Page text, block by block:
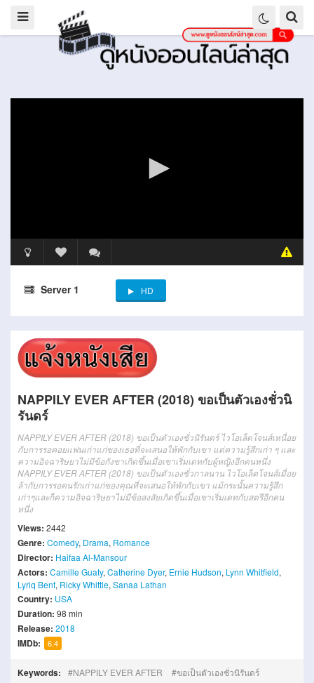
Server 1 HD
NAPPILY EVER AFTER (2018) ขอเป็นตัวเองชั่วนิ
รันดร์
NAPPILY EVER AFTER (2018) ขอเป็นตัวเองชั่วนิรันดร์ ไวโอเล็ตโจนส์เหนื่อย
กับการรอคอยแฟนเก่าแก่ของเธอที่จะเสนอให้พักกับเขา แต่ความรู้สึกเก่า ๆ และ
ความอิจฉาริษยาไม่มีข้อกังขาเกิดขึ้นเมื่อเขาเริ่มเดทกับผู้หญิงอีกคนหนึ่ง
NAPPILY EVER AFTER (2018) ขอเป็นตัวเองชั่วกาลนาน ไวโอเล็ตโจนส์เมื่อย
ล้ากับการรอคนรักเก่าแก่ของคุณที่จะเสนอให้พักกับเขา แม้กระนั้นความรู้สึก
เก่าๆและก็ความอิจฉาริษยาไม่มีข้อสงสัยเกิดขึ้นเมื่อเขาเริ่มเดทกับสตรีอีกคน
หนึ่ง
Views: 2442
Genre: Comedy, Drama, Romance
Director: Haifaa Al-Mansour
Actors: Camille Guaty, Catherine Dyer, Ernie Hudson, Lynn Whitfield,
Lyriq Bent, Ricky Whittle, Sanaa Lathan
Country: USA
Duration: 98 min
Release: 2018
IMDb: 6.4
Keywords: NAPPILY EVER AFTER ขอเป็นตัวเองชั่วนิรันดร์